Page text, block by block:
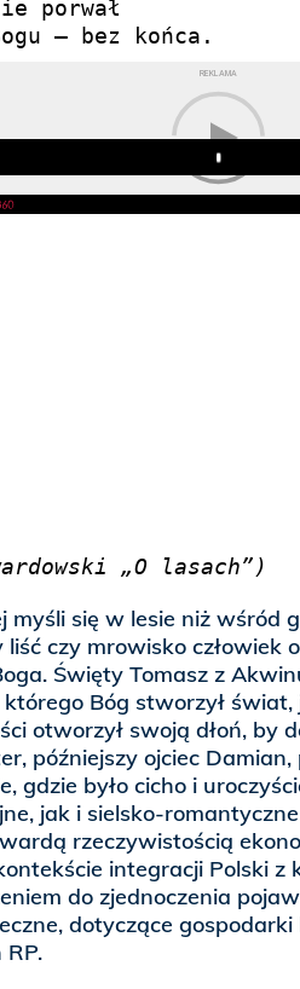
porwał
REKLAMA
Play
„O lasach”)
myśli się w lesie niż wśród
czy mrowisko człowiek
Święty Tomasz z
Bóg stworzył świat,
otworzył swoją dłoń, by
późniejszy ojciec
gdzie było cicho i
jak i sielsko-
rzeczywistością
integracji Polski z
do zjednoczenia
dotyczące